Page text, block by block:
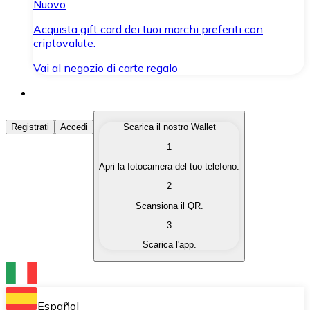
Nuovo
Acquista gift card dei tuoi marchi preferiti con
criptovalute.
Vai al negozio di carte regalo
Acquista Criptovalute
Acquista le criptovalute che ti interessano in modo
Converti le tue criptovalute in valuta fiat quando ne
Scambia una criptovaluta con un'altra
Conserva le tue cripto in un Wallet self-custodial.
Registrati Accedi
Scarica il nostro Wallet
1
Apri la fotocamera del tuo telefono.
2
Scansiona il QR.
3
Scarica l'app.
Español